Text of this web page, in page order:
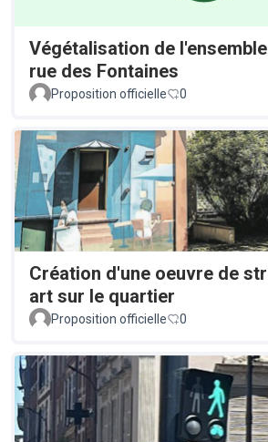
Végétalisation de
rue des Fontaines
Proposition officielle 0
Création d'une oeuvre de
art sur le quartier
Proposition officielle 0